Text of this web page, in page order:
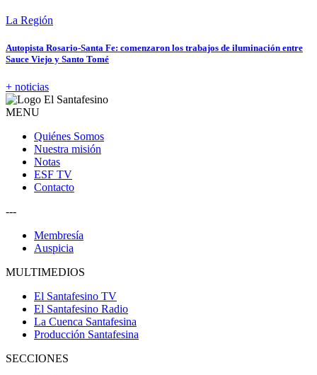
La Región
Autopista Rosario-Santa Fe: comenzaron los trabajos de iluminación entre
Sauce Viejo y Santo Tomé
+ noticias
MENU
Quiénes Somos
Nuestra misión
Notas
ESF TV
Contacto
---
Membresía
Auspicia
MULTIMEDIOS
El Santafesino TV
El Santafesino Radio
La Cuenca Santafesina
Producción Santafesina
SECCIONES